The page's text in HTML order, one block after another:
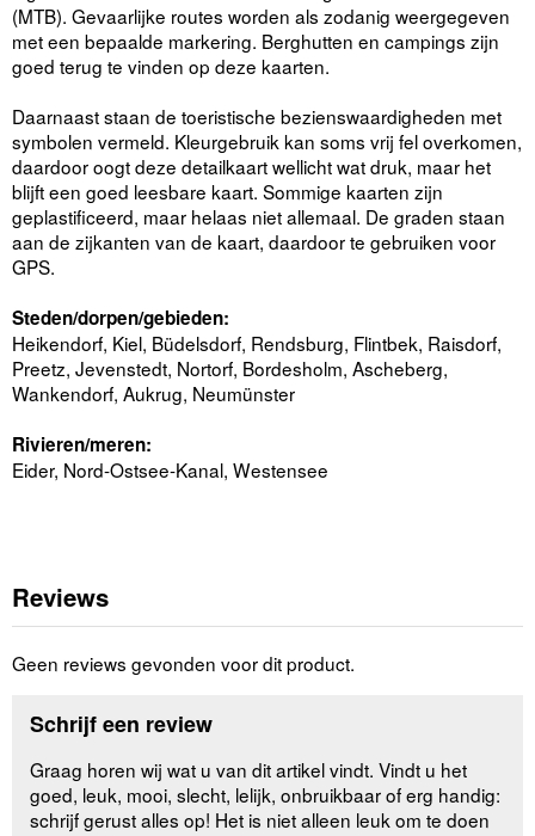
(MTB). Gevaarlijke routes worden als zodanig weergegeven
met een bepaalde markering. Berghutten en campings zijn
goed terug te vinden op deze kaarten.
Daarnaast staan de toeristische bezienswaardigheden met
symbolen vermeld. Kleurgebruik kan soms vrij fel overkomen,
daardoor oogt deze detailkaart wellicht wat druk, maar het
blijft een goed leesbare kaart. Sommige kaarten zijn
geplastificeerd, maar helaas niet allemaal. De graden staan
aan de zijkanten van de kaart, daardoor te gebruiken voor
GPS.
Steden/dorpen/gebieden:
Heikendorf, Kiel, Büdelsdorf, Rendsburg, Flintbek, Raisdorf,
Preetz, Jevenstedt, Nortorf, Bordesholm, Ascheberg,
Wankendorf, Aukrug, Neumünster
Rivieren/meren:
Eider, Nord-Ostsee-Kanal, Westensee
Reviews
Geen reviews gevonden voor dit product.
Schrijf een review
Graag horen wij wat u van dit artikel vindt. Vindt u het
goed, leuk, mooi, slecht, lelijk, onbruikbaar of erg handig:
schrijf gerust alles op! Het is niet alleen leuk om te doen